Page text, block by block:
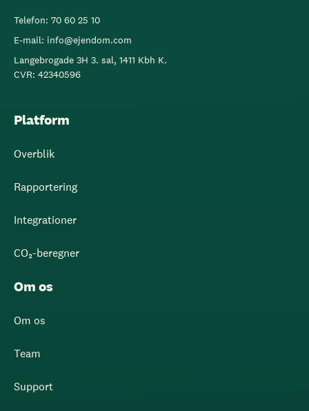
Telefon: 70 60 25 10
E-mail: info@ejendom.com
Langebrogade 3H 3. sal, 1411 Kbh K.
CVR: 42340596
Platform
Overblik
Rapportering
Integrationer
CO₂-beregner
Om os
Om os
Team
Support